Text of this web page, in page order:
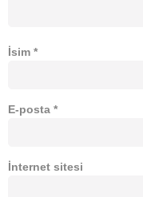
İsim *
E-posta *
İnternet sitesi